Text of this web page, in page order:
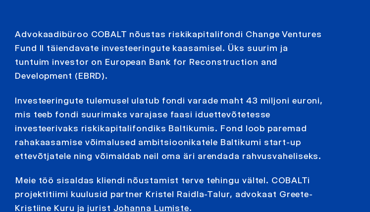
Advokaadibüroo COBALT nõustas riskikapitalifondi Change Ventures
Fund II täiendavate investeeringute kaasamisel. Üks suurim ja
tuntuim investor on European Bank for Reconstruction and
Development (EBRD).
Investeeringute tulemusel ulatub fondi varade maht 43 miljoni euroni,
mis teeb fondi suurimaks varajase faasi iduettevõtetesse
investeerivaks riskikapitalifondiks Baltikumis. Fond loob paremad
rahakaasamise võimalused ambitsioonikatele Baltikumi start-up
ettevõtjatele ning võimaldab neil oma äri arendada rahvusvaheliseks.
Meie töö sisaldas kliendi nõustamist terve tehingu vältel. COBALTi
projektitiimi kuulusid partner Kristel Raidla-Talur, advokaat Greete-
Kristiine Kuru ja jurist Johanna Lumiste.